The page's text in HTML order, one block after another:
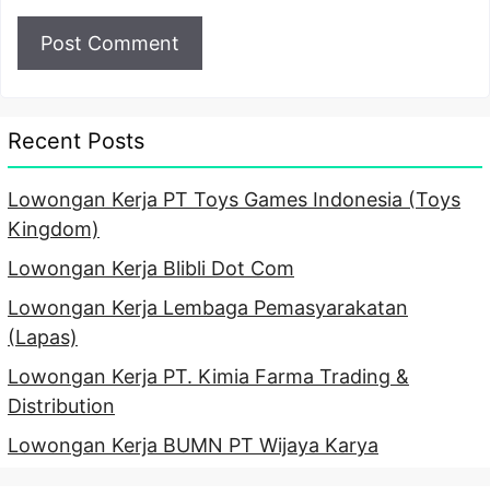
Recent Posts
Lowongan Kerja PT Toys Games Indonesia (Toys
Kingdom)
Lowongan Kerja Blibli Dot Com
Lowongan Kerja Lembaga Pemasyarakatan
(Lapas)
Lowongan Kerja PT. Kimia Farma Trading &
Distribution
Lowongan Kerja BUMN PT Wijaya Karya